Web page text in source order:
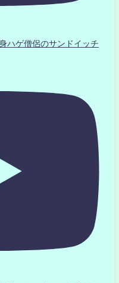
ハゲ僧侶のサンドイッチ